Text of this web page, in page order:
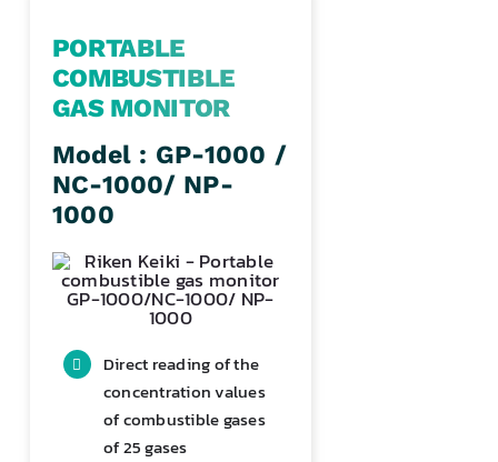
PORTABLE
COMBUSTIBLE
GAS MONITOR
Model : GP-1000 /
NC-1000/ NP-
1000
Direct reading of the
concentration values
of combustible gases
of 25 gases